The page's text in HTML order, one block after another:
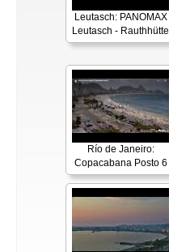
Leutasch: PANOMAX
Leutasch - Rauthhütte
Río de Janeiro:
Copacabana Posto 6